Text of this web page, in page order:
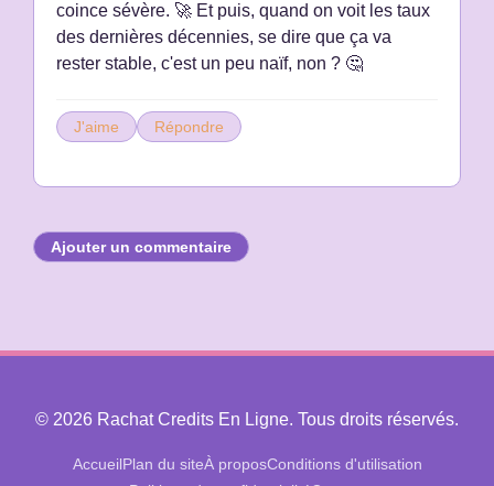
coince sévère. 🚀 Et puis, quand on voit les taux
des dernières décennies, se dire que ça va
rester stable, c'est un peu naïf, non ? 🤔
J'aime Répondre
Ajouter un commentaire
© 2026 Rachat Credits En Ligne. Tous droits réservés.
AccueilPlan du siteÀ proposConditions d'utilisation